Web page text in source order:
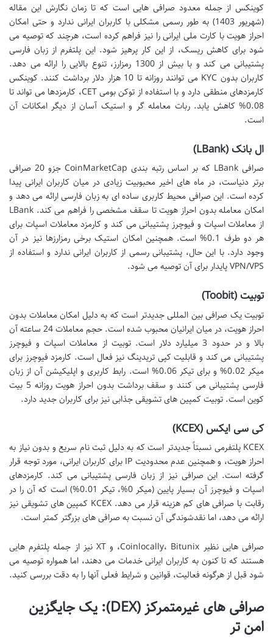
کوینکس از جمله معدود صرافی هایی است که تا زمان نگارش این مقاله
(شهریور 1403) به طور رسمی مشکلی با کاربران ایرانی ندارد و حتی امکان
احراز هویت با کارت ملی ایرانی را نیز فراهم کرده است، هرچند که توصیه می
شود برای کاهش ریسک، از این کار پرهیز شود. این پلتفرم از زبان فارسی
پشتیبانی می کند و با بیش از 1300 رمزارز، تنوع بالایی را ارائه می دهد.
کاربران بدون KYC می توانند روزانه تا 10 هزار دلار برداشت کنند. کوینکس
کارمزدهای منطقی دارد و با استفاده از توکن بومی CET، کارمزدها می تواند تا
0.08% کاهش یابد. ربات معامله گر و استیک آسان از دیگر امکانات آن
است.
ال بانک (LBank)
صرافی LBank که بر اساس رتبه بندی CoinMarketCap جزو 20 صرافی
برتر دنیاست، در ماه های اخیر محبوبیت زیادی در میان کاربران ایرانی پیدا
کرده است. این صرافی محیط کاربری ساده ای به زبان فارسی ارائه می دهد و
امکان معامله بدون احراز هویت تا سقف مشخصی را فراهم می کند. LBank
از معاملات اسپات و فیوچرز پشتیبانی می کند و کارمزد معاملات اسپات برای
هر دو طرف 0.1% است. همچنین امکان استیک برخی رمزارزها نیز در آن
وجود دارد. با این حال، پشتیبانی رسمی از کاربران ایرانی ندارد و استفاده از
VPN/VPS پایدار برای آن توصیه می شود.
توبیت (Toobit)
توبیت یک صرافی بین المللی جدیدتر است که به دلیل امکان معاملات بدون
احراز هویت، در میان ایرانیان محبوب شده است. حجم معاملات 24 ساعته آن
بالا و در حدود 3 میلیارد دلار است. توبیت از معاملات اسپات و فیوچرز
پشتیبانی می کند و قابلیت کپی تریدینگ نیز فعال است. کارمزد فیوچرز برای
میکر 0.02% و برای تیکر 0.06% است. رابط کاربری و اپلیکیشن آن از زبان
فارسی پشتیبانی می کنند و سقف برداشت بدون احراز هویت روزانه 5 بیت
کوین است. توبیت کمپین های تشویقی جذابی نیز برای کاربران جدید دارد.
کی سی ایکس (KCEX)
KCEX پلتفرمی نسبتاً جدیدتر است که به دلیل ثبت نام سریع و بدون نیاز به
احراز هویت، و همچنین عدم محدودیت IP برای کاربران ایرانی، مورد توجه قرار
گرفته است. این صرافی نیز از زبان فارسی پشتیبانی می کند. کارمزدهای
اسپات و فیوچرز آن بسیار پایین (میکر 0%، تیکر 0.01%) است که آن را در
رقابت با صرافی های کم هزینه قرار می دهد. KCEX کمپین های تشویقی نیز
ارائه می دهد، اما نقدشوندگی آن نسبت به صرافی های بزرگتر کمتر است.
صرافی هایی نظیر Coinlocally، Bitunix، و XT نیز از جمله پلتفرم هایی
هستند که تا کنون به کاربران ایرانی خدمات می دهند، اما همواره توصیه می
شود قبل از هرگونه فعالیت، قوانین و شرایط فعلی آنها را به دقت بررسی کنید.
صرافی های غیرمتمرکز (DEX): یک جایگزین
امن تر